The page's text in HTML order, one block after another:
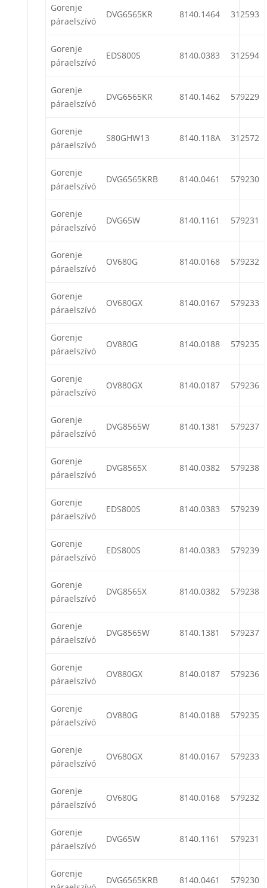
Gorenje
páraelszívó
DVG6565KR 8140.1464 312593
Gorenje
páraelszívó
EDS800S 8140.0383 312594
Gorenje
páraelszívó
DVG6565KR 8140.1462 579229
Gorenje
páraelszívó
S80GHW13 8140.118A 312572
Gorenje
páraelszívó
DVG6565KRB 8140.0461 579230
Gorenje
páraelszívó
DVG65W 8140.1161 579231
Gorenje
páraelszívó
OV680G 8140.0168 579232
Gorenje
páraelszívó
OV680GX 8140.0167 579233
Gorenje
páraelszívó
OV880G 8140.0188 579235
Gorenje
páraelszívó
OV880GX 8140.0187 579236
Gorenje
páraelszívó
DVG8565W 8140.1381 579237
Gorenje
páraelszívó
DVG8565X 8140.0382 579238
Gorenje
páraelszívó
EDS800S 8140.0383 579239
Gorenje
páraelszívó
EDS800S 8140.0383 579239
Gorenje
páraelszívó
DVG8565X 8140.0382 579238
Gorenje
páraelszívó
DVG8565W 8140.1381 579237
Gorenje
páraelszívó
OV880GX 8140.0187 579236
Gorenje
páraelszívó
OV880G 8140.0188 579235
Gorenje
páraelszívó
OV680GX 8140.0167 579233
Gorenje
páraelszívó
OV680G 8140.0168 579232
Gorenje
páraelszívó
DVG65W 8140.1161 579231
Gorenje
DVG6565KRB 8140.0461 579230